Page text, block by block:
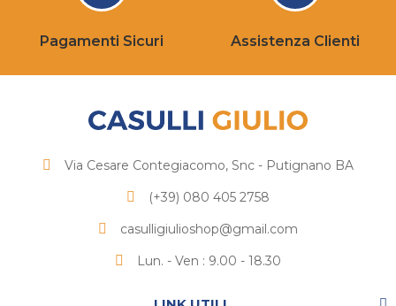
Pagamenti Sicuri Assistenza Clienti
Via Cesare Contegiacomo, Snc - Putignano BA
(+39) 080 405 2758
casulligiulioshop@gmail.com
Lun. - Ven : 9.00 - 18.30